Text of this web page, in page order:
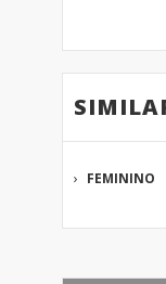
FEMININO